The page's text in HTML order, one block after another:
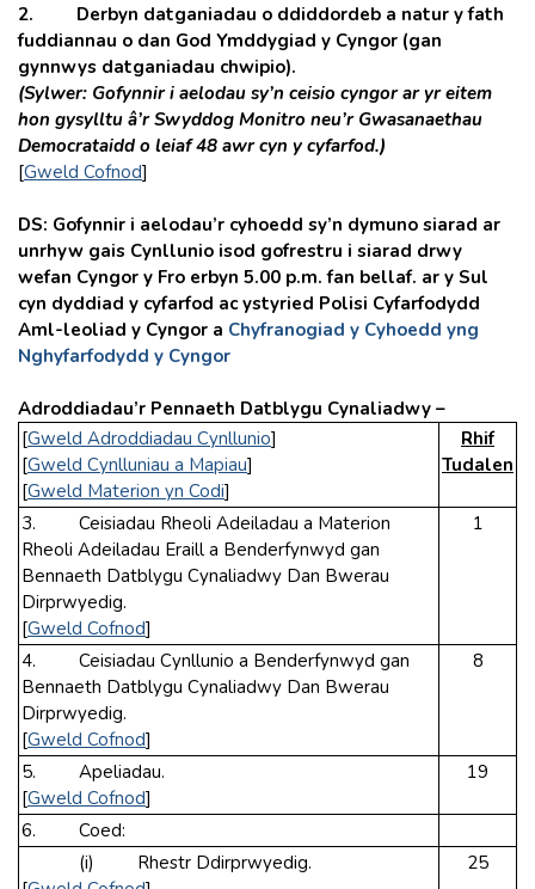
2. Derbyn datganiadau o ddiddordeb a natur y fath
fuddiannau o dan God Ymddygiad y Cyngor (gan
gynnwys datganiadau chwipio).
(Sylwer: Gofynnir i aelodau sy’n ceisio cyngor ar yr eitem
hon gysylltu â’r Swyddog Monitro neu’r Gwasanaethau
Democrataidd o leiaf 48 awr cyn y cyfarfod.)
[Gweld Cofnod]
DS: Gofynnir i aelodau’r cyhoedd sy’n dymuno siarad ar
unrhyw gais Cynllunio isod gofrestru i siarad drwy
wefan Cyngor y Fro erbyn 5.00 p.m. fan bellaf. ar y Sul
cyn dyddiad y cyfarfod ac ystyried Polisi Cyfarfodydd
Aml-leoliad y Cyngor a Chyfranogiad y Cyhoedd yng
Nghyfarfodydd y Cyngor
Adroddiadau’r Pennaeth Datblygu Cynaliadwy –
[Gweld Adroddiadau Cynllunio]
[Gweld Cynlluniau a Mapiau]
[Gweld Materion yn Codi]
Rhif
Tudalen
3. Ceisiadau Rheoli Adeiladau a Materion
Rheoli Adeiladau Eraill a Benderfynwyd gan
Bennaeth Datblygu Cynaliadwy Dan Bwerau
Dirprwyedig.
[Gweld Cofnod]
1
4. Ceisiadau Cynllunio a Benderfynwyd gan
Bennaeth Datblygu Cynaliadwy Dan Bwerau
Dirprwyedig.
[Gweld Cofnod]
8
5. Apeliadau.
[Gweld Cofnod]
19
6. Coed:
(i) Rhestr Ddirprwyedig.
25